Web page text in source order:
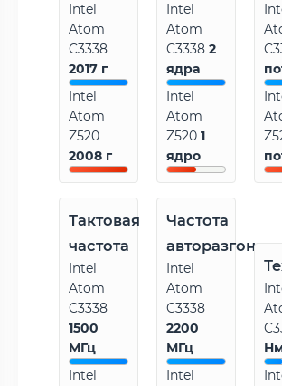
Intel
Atom
C3338
2017 г
Intel
Atom
Z520
2008 г
Intel
Atom
C33382
ядра
Intel
Atom
Z5201
ядро
Тактовая
частота
Intel
Atom
C3338
1500
МГц
Intel
Частота
авторазгона
Intel
Atom
C3338
2200
МГц
Intel